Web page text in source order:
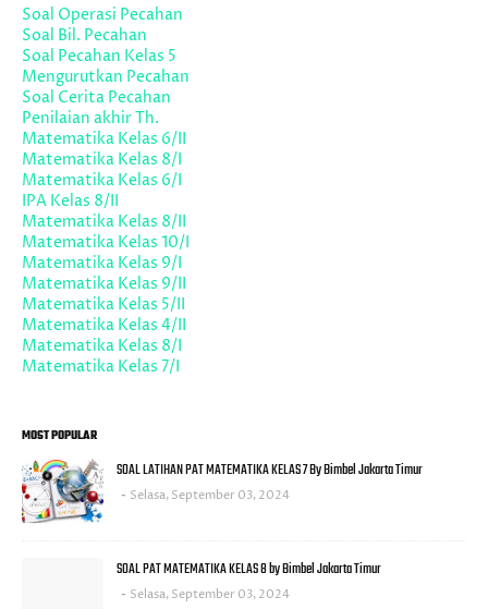
Soal Operasi Pecahan
Soal Bil. Pecahan
Soal Pecahan Kelas 5
Mengurutkan Pecahan
Soal Cerita Pecahan
Penilaian akhir Th.
Matematika Kelas 6/II
Matematika Kelas 8/I
Matematika Kelas 6/I
IPA Kelas 8/II
Matematika Kelas 8/II
Matematika Kelas 10/I
Matematika Kelas 9/I
Matematika Kelas 9/II
Matematika Kelas 5/II
Matematika Kelas 4/II
Matematika Kelas 8/I
Matematika Kelas 7/I
MOST POPULAR
SOAL LATIHAN PAT MATEMATIKA KELAS 7 By Bimbel Jakarta Timur
Selasa, September 03, 2024
SOAL PAT MATEMATIKA KELAS 8 by Bimbel Jakarta Timur
Selasa, September 03, 2024